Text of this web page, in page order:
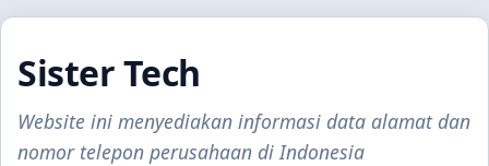
Sister Tech
Website ini menyediakan informasi data alamat dan
nomor telepon perusahaan di Indonesia